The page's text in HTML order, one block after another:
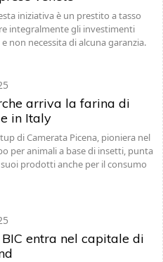
iniziativa è un prestito a tasso
integralmente gli investimenti
non necessita di alcuna garanzia.
arriva la farina di
in Italy
di Camerata Picena, pioniera nel
per animali a base di insetti, punta
suoi prodotti anche per il consumo
entra nel capitale di